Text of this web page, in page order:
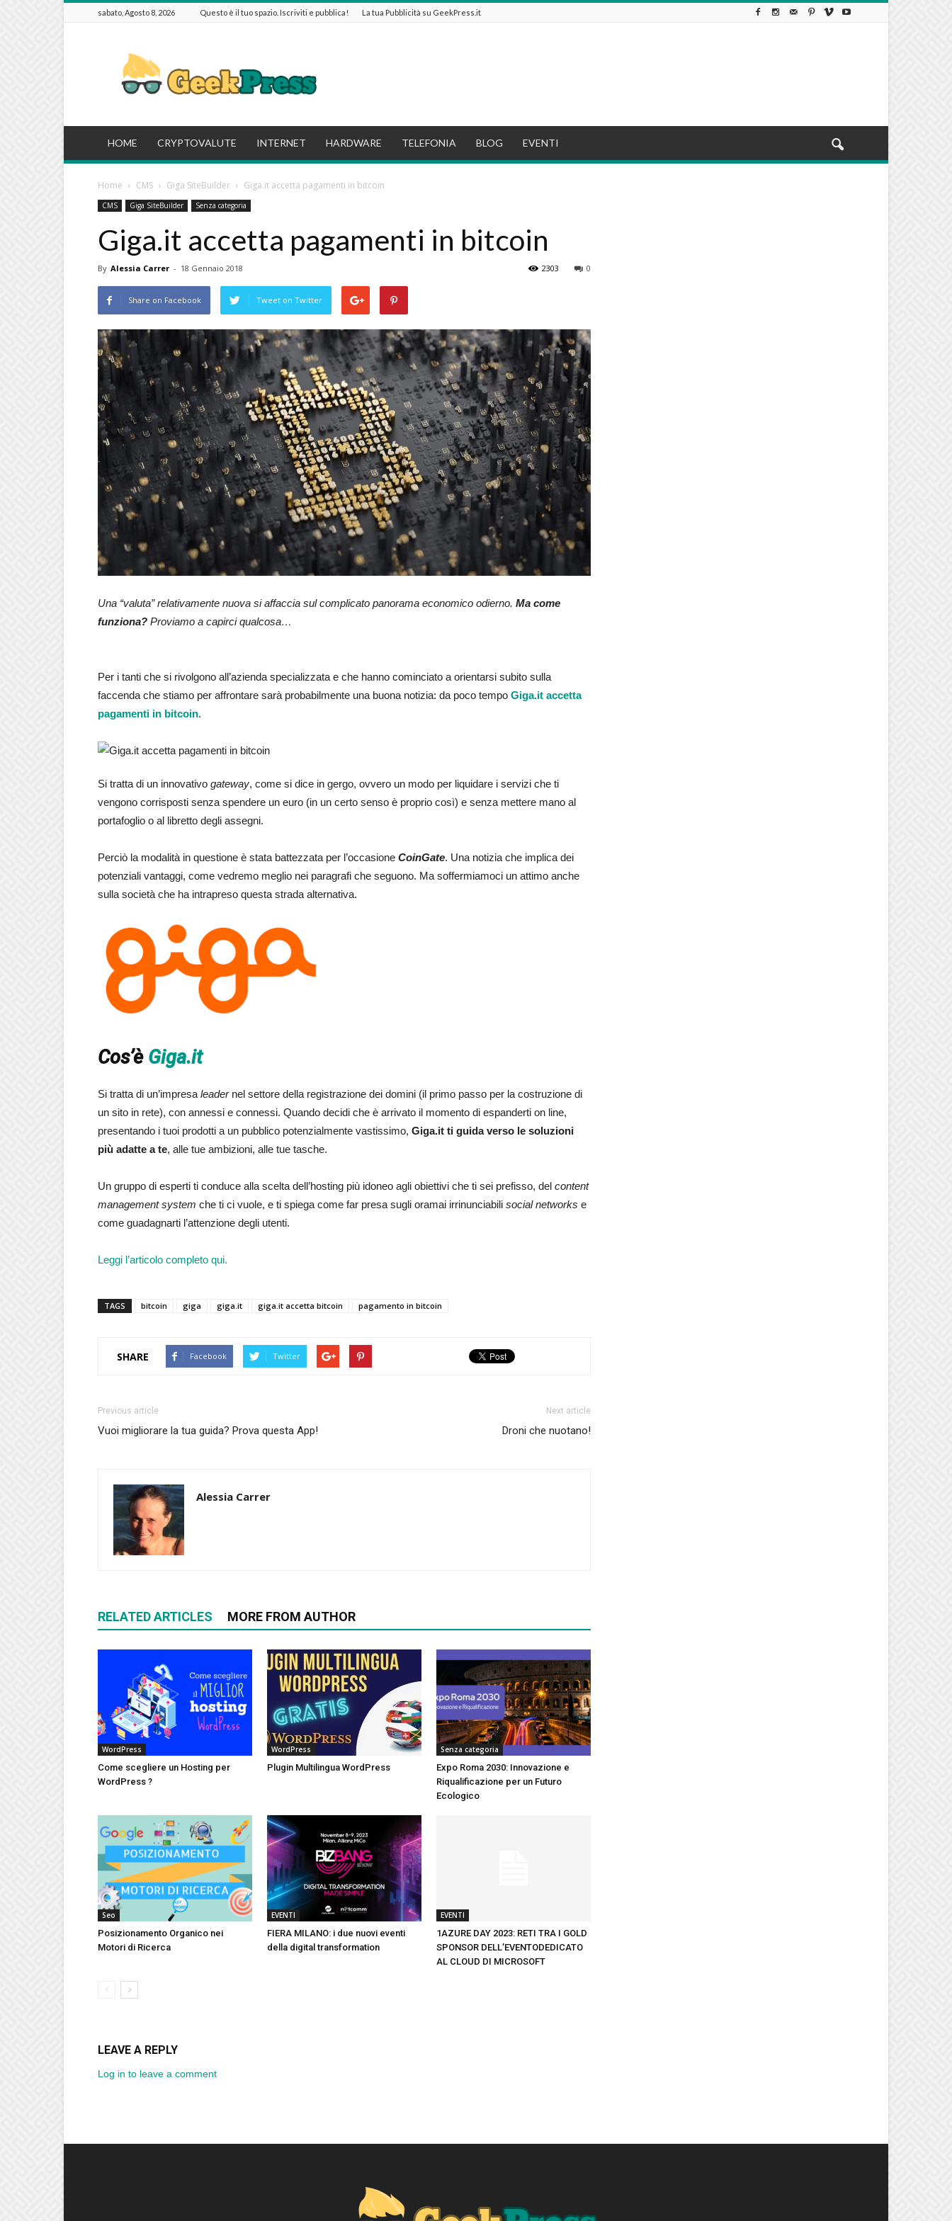
sabato, Agosto 8, 2026 Questo è il tuo spazio. Iscriviti e pubblica! La tua Pubblicità su GeekPress.it
HOME CRYPTOVALUTE INTERNET HARDWARE TELEFONIA BLOG EVENTI
Home CMS Giga SiteBuilder Giga.it accetta pagamenti in bitcoin
CMS Giga SiteBuilder Senza categoria
Giga.it accetta pagamenti in bitcoin
By Alessia Carrer - 18 Gennaio 2018 0
2303
Share on Facebook Tweet on Twitter
Una “valuta” relativamente nuova si affaccia sul complicato panorama economico odierno. Ma come
funziona? Proviamo a capirci qualcosa…
Per i tanti che si rivolgono all’azienda specializzata e che hanno cominciato a orientarsi subito sulla
faccenda che stiamo per affrontare sarà probabilmente una buona notizia: da poco tempo Giga.it accetta
pagamenti in bitcoin.
Si tratta di un innovativo gateway, come si dice in gergo, ovvero un modo per liquidare i servizi che ti
vengono corrisposti senza spendere un euro (in un certo senso è proprio così) e senza mettere mano al
portafoglio o al libretto degli assegni.
Perciò la modalità in questione è stata battezzata per l’occasione CoinGate. Una notizia che implica dei
potenziali vantaggi, come vedremo meglio nei paragrafi che seguono. Ma soffermiamoci un attimo anche
sulla società che ha intrapreso questa strada alternativa.
Cos’è Giga.it
Si tratta di un’impresa leadernel settore della registrazione dei domini (il primo passo per la costruzione di
un sito in rete), con annessi e connessi. Quando decidi che è arrivato il momento di espanderti on line,
presentando i tuoi prodotti a un pubblico potenzialmente vastissimo, Giga.it ti guida verso le soluzioni
più adatte a te, alle tue ambizioni, alle tue tasche.
Un gruppo di esperti ti conduce alla scelta dell’hosting più idoneo agli obiettivi che ti sei prefisso, del content
management system che ti ci vuole, e ti spiega come far presa sugli oramai irrinunciabili social networks e
come guadagnarti l’attenzione degli utenti.
Leggi l’articolo completo qui.
TAGS bitcoin giga giga.it giga.it accetta bitcoin pagamento in bitcoin
SHARE Facebook Twitter
Previous article
Vuoi migliorare la tua guida? Prova questa App!
Next article
Droni che nuotano!
Alessia Carrer
RELATED ARTICLES MORE FROM AUTHOR
WordPress
Come scegliere un Hosting per
WordPress ?
WordPress
Plugin Multilingua WordPress
Senza categoria
Expo Roma 2030: Innovazione e
Riqualificazione per un Futuro
Ecologico
Seo
Posizionamento Organico nei
Motori di Ricerca
EVENTI
FIERA MILANO: i due nuovi eventi
della digital transformation
EVENTI
1AZURE DAY 2023: RETI TRA I GOLD
SPONSOR DELL’EVENTODEDICATO
AL CLOUD DI MICROSOFT
LEAVE A REPLY
Log in to leave a comment